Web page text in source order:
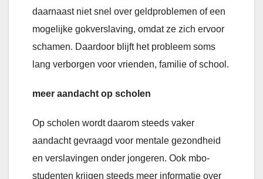
daarnaast niet snel over geldproblemen of een
mogelijke gokverslaving, omdat ze zich ervoor
schamen. Daardoor blijft het probleem soms
lang verborgen voor vrienden, familie of school.
meer aandacht op scholen
Op scholen wordt daarom steeds vaker
aandacht gevraagd voor mentale gezondheid
en verslavingen onder jongeren. Ook mbo-
studenten krijgen steeds meer informatie over